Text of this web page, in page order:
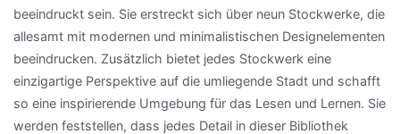
beeindruckt sein. Sie erstreckt sich über neun Stockwerke, die
allesamt mit modernen und minimalistischen Designelementen
beeindrucken. Zusätzlich bietet jedes Stockwerk eine
einzigartige Perspektive auf die umliegende Stadt und schafft
so eine inspirierende Umgebung für das Lesen und Lernen. Sie
werden feststellen, dass jedes Detail in dieser Bibliothek